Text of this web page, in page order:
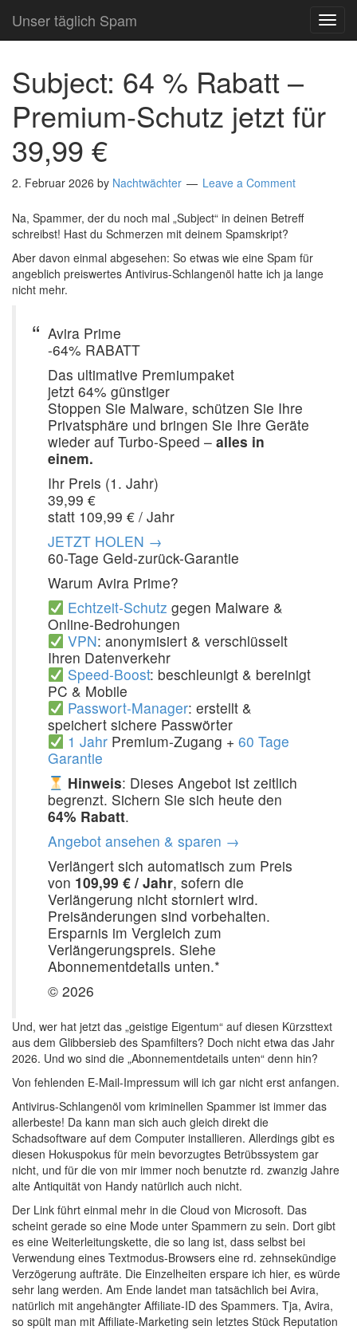
Unser täglich Spam
Subject: 64 % Rabatt –
Premium-Schutz jetzt für
39,99 €
2. Februar 2026 by Nachtwächter Leave a Comment
Na, Spammer, der du noch mal „Subject“ in deinen Betreff
schreibst! Hast du Schmerzen mit deinem Spamskript?
Aber davon einmal abgesehen: So etwas wie eine Spam für
angeblich preiswertes Antivirus-Schlangenöl hatte ich ja lange
nicht mehr.
Avira Prime
-64% RABATT
Das ultimative Premiumpaket
jetzt 64% günstiger
Stoppen Sie Malware, schützen Sie Ihre
Privatsphäre und bringen Sie Ihre Geräte
wieder auf Turbo-Speed – alles in
einem.
Ihr Preis (1. Jahr)
39,99 €
statt 109,99 € / Jahr
JETZT HOLEN →
60-Tage Geld-zurück-Garantie
Warum Avira Prime?
Echtzeit-Schutz gegen Malware &
Online-Bedrohungen
VPN: anonymisiert & verschlüsselt
Ihren Datenverkehr
Speed-Boost: beschleunigt & bereinigt
PC & Mobile
Passwort-Manager: erstellt &
speichert sichere Passwörter
1 JahrPremium-Zugang + 60 Tage
Garantie
Hinweis: Dieses Angebot ist zeitlich
begrenzt. Sichern Sie sich heute den
64% Rabatt.
Angebot ansehen & sparen →
Verlängert sich automatisch zum Preis
von 109,99 € / Jahr, sofern die
Verlängerung nicht storniert wird.
Preisänderungen sind vorbehalten.
Ersparnis im Vergleich zum
Verlängerungspreis. Siehe
Abonnementdetails unten.*
© 2026
Und, wer hat jetzt das „geistige Eigentum“ auf diesen Kürzsttext
aus dem Glibbersieb des Spamfilters? Doch nicht etwa das Jahr
2026. Und wo sind die „Abonnementdetails unten“ denn hin?
Von fehlenden E-Mail-Impressum will ich gar nicht erst anfangen.
Antivirus-Schlangenöl vom kriminellen Spammer ist immer das
allerbeste! Da kann man sich auch gleich direkt die
Schadsoftware auf dem Computer installieren. Allerdings gibt es
diesen Hokuspokus für mein bevorzugtes Betrübssystem gar
nicht, und für die von mir immer noch benutzte rd. zwanzig Jahre
alte Antiquität von Handy natürlich auch nicht.
Der Link führt einmal mehr in die Cloud von Microsoft. Das
scheint gerade so eine Mode unter Spammern zu sein. Dort gibt
es eine Weiterleitungskette, die so lang ist, dass selbst bei
Verwendung eines Textmodus-Browsers eine rd. zehnsekündige
Verzögerung aufträte. Die Einzelheiten erspare ich hier, es würde
sehr lang werden. Am Ende landet man tatsächlich bei Avira,
natürlich mit angehängter Affiliate-ID des Spammers. Tja, Avira,
so spült man mit Affiliate-Marketing sein letztes Stück Reputation